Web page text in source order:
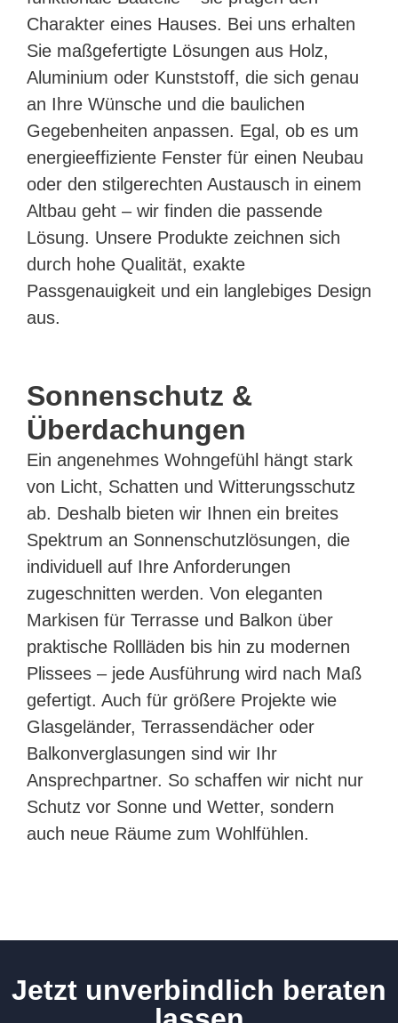
Charakter eines Hauses. Bei uns erhalten
Sie maßgefertigte Lösungen aus Holz,
Aluminium oder Kunststoff, die sich genau
an Ihre Wünsche und die baulichen
Gegebenheiten anpassen. Egal, ob es um
energieeffiziente Fenster für einen Neubau
oder den stilgerechten Austausch in einem
Altbau geht – wir finden die passende
Lösung. Unsere Produkte zeichnen sich
durch hohe Qualität, exakte
Passgenauigkeit und ein langlebiges Design
aus.
Sonnenschutz &
Überdachungen
Ein angenehmes Wohngefühl hängt stark
von Licht, Schatten und Witterungsschutz
ab. Deshalb bieten wir Ihnen ein breites
Spektrum an Sonnenschutzlösungen, die
individuell auf Ihre Anforderungen
zugeschnitten werden. Von eleganten
Markisen für Terrasse und Balkon über
praktische Rollläden bis hin zu modernen
Plissees – jede Ausführung wird nach Maß
gefertigt. Auch für größere Projekte wie
Glasgeländer, Terrassendächer oder
Balkonverglasungen sind wir Ihr
Ansprechpartner. So schaffen wir nicht nur
Schutz vor Sonne und Wetter, sondern
auch neue Räume zum Wohlfühlen.
Jetzt unverbindlich beraten